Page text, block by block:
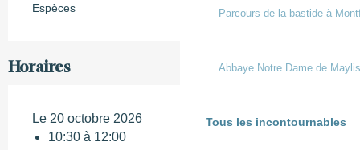
Parcours de la bastide à
Abbaye Notre Dame de Maylis
Tous les incontournables
Espèces
Horaires
Le 20 octobre 2026
10:30 à 12:00